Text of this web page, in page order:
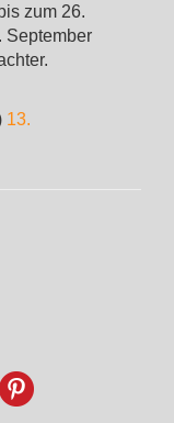
zum 26.
September
13.